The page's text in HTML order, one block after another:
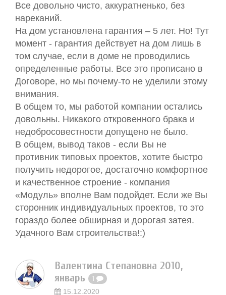
Все довольно чисто, аккуратненько, без
нареканий.
На дом установлена гарантия – 5 лет. Но! Тут
момент - гарантия действует на дом лишь в
том случае, если в доме не проводились
определенные работы. Все это прописано в
Договоре, но мы почему-то не уделили этому
внимания.
В общем то, мы работой компании остались
довольны. Никакого откровенного брака и
недобросовестности допущено не было.
В общем, вывод таков - если Вы не
противник типовых проектов, хотите быстро
получить недорогое, достаточно комфортное
и качественное строение - компания
«Модуль» вполне Вам подойдет. Если же Вы
сторонник индивидуальных проектов, то это
гораздо более обширная и дорогая затея.
Удачного Вам строительства!:)
Валентина Степановна 2010,
январь
1
15.12.2020